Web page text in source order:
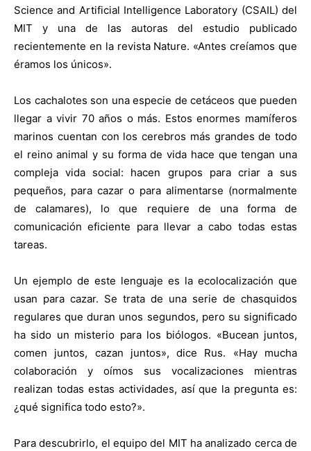
Science and Artificial Intelligence Laboratory (CSAIL) del
MIT y una de las autoras del estudio publicado
recientemente en la revista Nature. «Antes creíamos que
éramos los únicos».
Los cachalotes son una especie de cetáceos que pueden
llegar a vivir 70 años o más. Estos enormes mamíferos
marinos cuentan con los cerebros más grandes de todo
el reino animal y su forma de vida hace que tengan una
compleja vida social: hacen grupos para criar a sus
pequeños, para cazar o para alimentarse (normalmente
de calamares), lo que requiere de una forma de
comunicación eficiente para llevar a cabo todas estas
tareas.
Un ejemplo de este lenguaje es la ecolocalización que
usan para cazar. Se trata de una serie de chasquidos
regulares que duran unos segundos, pero su significado
ha sido un misterio para los biólogos. «Bucean juntos,
comen juntos, cazan juntos», dice Rus. «Hay mucha
colaboración y oímos sus vocalizaciones mientras
realizan todas estas actividades, así que la pregunta es:
¿qué significa todo esto?».
Para descubrirlo, el equipo del MIT ha analizado cerca de